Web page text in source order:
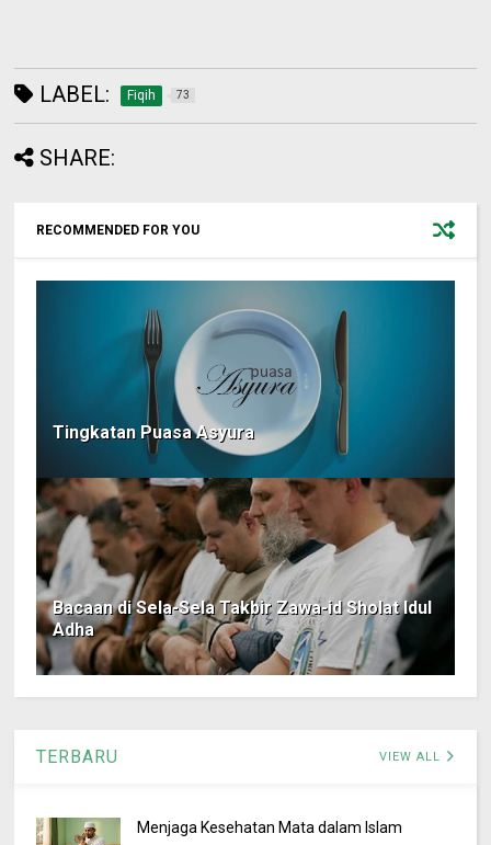
LABEL: Fiqih 73
SHARE:
RECOMMENDED FOR YOU
Tingkatan Puasa Asyura
Bacaan di Sela-Sela Takbir Zawa-id Sholat Idul
Adha
TERBARU VIEW ALL
Menjaga Kesehatan Mata dalam Islam